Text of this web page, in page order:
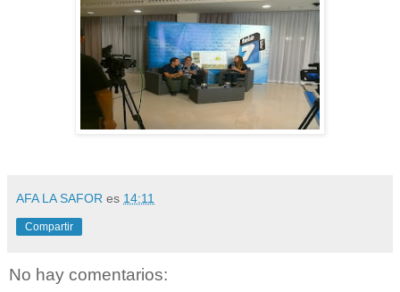
AFA LA SAFOR es 14:11
Compartir
No hay comentarios: